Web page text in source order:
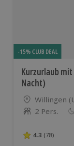
-15% CLUB DEAL
Kurzurlaub
Nacht)
Standort
Willingen
Anzahl der
2 Pers.
4.3 von 5
4.3 (78)